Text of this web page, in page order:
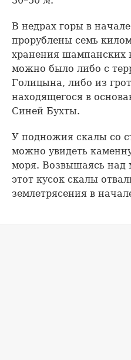
В недрах горы в
прорублены семь
хранения шампанских
можно было либо с
Голицына, либо из
находящегося в
Синей Бухты.
У подножия скалы со
можно увидеть
моря. Возвышаясь над
этот кусок скалы
землетрясения в